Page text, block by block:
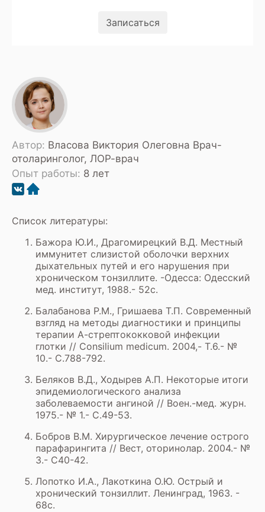
Записаться
Автор: Власова Виктория Олеговна Врач-
отоларинголог, ЛОР-врач
Опыт работы: 8 лет
Список литературы:
Бажора Ю.И., Драгомирецкий В.Д. Местный
иммунитет слизистой оболочки верхних
дыхательных путей и его нарушения при
хроническом тонзиллите. -Одесса: Одесский
мед. институт, 1988.- 52с.
Балабанова P.M., Гришаева Т.П. Современный
взгляд на методы диагностики и принципы
терапии А-стрептококковой инфекции
глотки // Consilium medicum. 2004,- Т.6.- №
10.- С.788-792.
Беляков В.Д., Ходырев А.П. Некоторые итоги
эпидемиологического анализа
заболеваемости ангиной // Воен.-мед. журн.
1975.- № 1.- С.49-53.
Бобров В.М. Хирургическое лечение острого
парафарингита // Вест, оторинолар. 2004.- №
3.- С40-42.
Лопотко И.А., Лакоткина О.Ю. Острый и
хронический тонзиллит. Ленинград, 1963. -
68с.